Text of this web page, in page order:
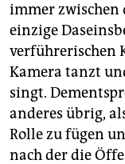
immer zwischen
einzige
verführerischen
Kamera tanzt
singt.
anderes übrig,
Rolle zu fügen
nach der die